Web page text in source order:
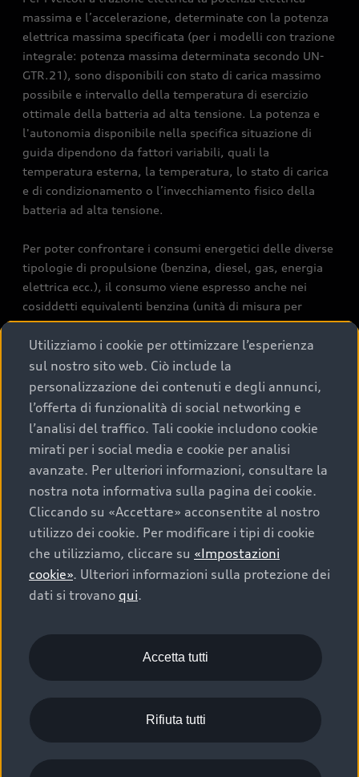
massima e l’accelerazione, determinate con la potenza
elettrica massima specificata (per i modelli con trazione
integrale: potenza massima determinata secondo UN-
GTR.21), sono disponibili con stato di carica massimo
possibile e intervallo della temperatura di esercizio
ottimale della batteria ad alta tensione. La potenza e
l'autonomia disponibile nella specifica situazione di
guida dipendono da fattori variabili, quali la
temperatura esterna, la temperatura, lo stato di carica
e di condizionamento o l’invecchiamento fisico della
batteria ad alta tensione.
Per poter confrontare i consumi energetici delle diverse
tipologie di propulsione (benzina, diesel, gas, energia
elettrica ecc.), il consumo viene espresso anche nei
cosiddetti equivalenti benzina (unità di misura per
l’energia). Il CO2 è il gas serra principale responsabile
del surriscaldamento terrestre. Valore medio di CO2 di
tutti i modelli di veicoli commercializzati in Svizzera:
111 g/km (WLTP). Valore obiettivo di CO2 di tutti i
modelli di veicoli commercializzati in Svizzera: 93.6
g/km (WLTP). I dati di un veicolo possono discostarsi
all’autorizzazione specifica per il singolo veicolo.
Categoria di efficienza energetica secondo il nuovo
metodo di calcolo in base all’appendice 4.1 dell’OEEne,
valido a decorrere dall’1.1.2023. Ulteriori informazioni
sull’etichetta energia per le autovetture sono disponibili
presso l’Ufficio federale dell’energia (UFE).
dell’importatore AMAG Import SA e comprendono
l’8.1% di IVA. In casi eccezionali, è possibile che i prezzi
indicati non siano quelli attuali. Tutti i dati sono forniti
modello, la costruzione, l’equipaggiamento, i dati
tecnici, le combinazioni delle opzioni, il prezzo nonché
Utilizziamo i cookie per ottimizzare l’esperienza
sul nostro sito web. Ciò include la
personalizzazione dei contenuti e degli annunci,
l’offerta di funzionalità di social networking e
l’analisi del traffico. Tali cookie includono cookie
mirati per i social media e cookie per analisi
avanzate. Per ulteriori informazioni, consultare la
nostra nota informativa sulla pagina dei cookie.
Cliccando su «Accettare» acconsentite al nostro
utilizzo dei cookie. Per modificare i tipi di cookie
che utilizziamo, cliccare su «Impostazioni
cookie». Ulteriori informazioni sulla protezione dei
dati si trovano qui.
Accetta tutti
Rifiuta tutti